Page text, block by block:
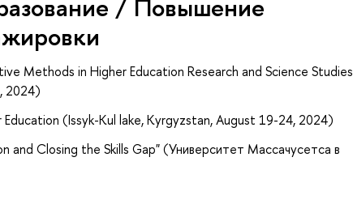
/ Повышение
Methods in Higher Education Research and Science Studies
2024)
(Issyk-Kul lake, Kyrgyzstan, August 19-24, 2024)
and Closing the Skills Gap" (Университет Массачусетса в